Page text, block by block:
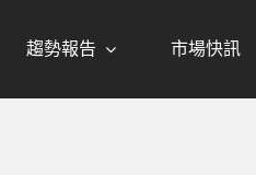
趨勢報告 市場快訊